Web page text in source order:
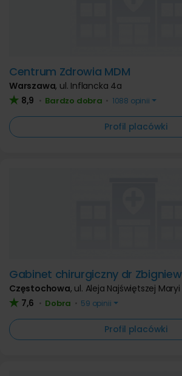
Centrum Zdrowia MDM
Warszawa, ul. Inflancka 4a
8,9 • Bardzo dobra • 1088 opinii
Profil placówki
Gabinet chirurgiczny dr
Częstochowa, ul. Aleja Najświętszej
7,6 • Dobra • 59 opinii
Profil placówki